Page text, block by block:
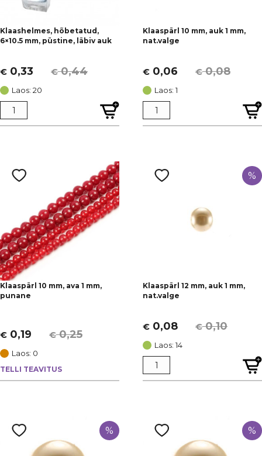
Klaashelmes, hõbetatud,
6×10.5 mm, püstine, läbiv auk
€0,44
Algne
hind
oli:
€ 0,44.
€ 0,33
Current
price
is:
€ 0,33.
Laos: 20
Klaaspärl 10 mm, auk 1 mm,
nat.valge
€0,08
Algne
hind
oli:
€ 0,08.
€ 0,06
Current
price
is:
€ 0,06.
Laos: 1
Klaaspärl 10 mm, ava 1 mm,
punane
€0,25
Algne
hind
oli:
€ 0,25.
€ 0,19
Current
price
is:
€ 0,19.
Laos: 0
TELLI TEAVITUS
%
Klaaspärl 12 mm, auk 1 mm,
nat.valge
€0,10
Algne
hind
oli:
€ 0,10.
€ 0,08
Current
price
is:
€ 0,08.
Laos: 14
% %